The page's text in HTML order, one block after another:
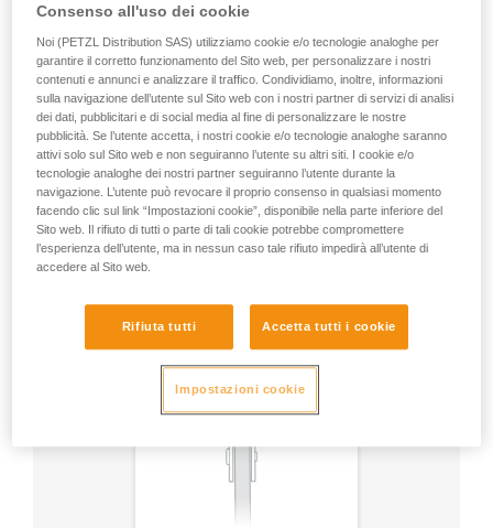
Raccomandazione per moschettone
e accessori
Consenso all'uso dei cookie
Noi (PETZL Distribution SAS) utilizziamo cookie e/o tecnologie analoghe per
garantire il corretto funzionamento del Sito web, per personalizzare i nostri
contenuti e annunci e analizzare il traffico. Condividiamo, inoltre, informazioni
sulla navigazione dell’utente sul Sito web con i nostri partner di servizi di analisi
dei dati, pubblicitari e di social media al fine di personalizzare le nostre
pubblicità. Se l’utente accetta, i nostri cookie e/o tecnologie analoghe saranno
attivi solo sul Sito web e non seguiranno l’utente su altri siti. I cookie e/o
tecnologie analoghe dei nostri partner seguiranno l’utente durante la
navigazione. L’utente può revocare il proprio consenso in qualsiasi momento
facendo clic sul link “Impostazioni cookie”, disponibile nella parte inferiore del
Sito web. Il rifiuto di tutti o parte di tali cookie potrebbe compromettere
l’esperienza dell’utente, ma in nessun caso tale rifiuto impedirà all’utente di
accedere al Sito web.
Rifiuta tutti Accetta tutti i cookie
Impostazioni cookie